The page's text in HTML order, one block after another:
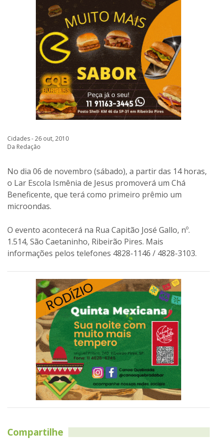
Cidades - 26 out, 2010
Da Redação
No dia 06 de novembro (sábado), a partir das 14 horas,
o Lar Escola Ismênia de Jesus promoverá um Chá
Beneficente, que terá como primeiro prêmio um
microondas.
O evento acontecerá na Rua Capitão José Gallo, nº.
1.514, São Caetaninho, Ribeirão Pires. Mais
informações pelos telefones 4828-1146 / 4828-3103.
Compartilhe